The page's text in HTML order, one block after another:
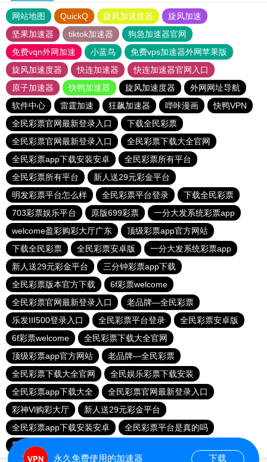
网站地图 QuickQ 旋风加速度器
旋风加速
坚果加速器
tiktok加速器
狗急加速器官网
免费vqn外网加速
小蓝鸟
免费vps加速器外网苹果版
旋风加速度器
快连加速器
快连加速器官网入口
原子加速器
快鸭加速器 旋风加速度器
外网网址导航
软件中心
雷霆加速 狂飙加速器 哔咔漫画
快鸭VPN
全民彩票官网最新登录入口
下载全民彩票
全民彩票官网最新登录入口
全民彩票下载大全官网
全民彩票app下载安装安卓
全民彩票所有平台
全民彩票所有平台
新人送29元彩金平台
明发彩票平台怎么样
全民彩票平台登录
下载全民彩票
703彩票娱乐平台
原版699彩票
一分大发系统彩票app
welcome盈彩购彩大厅广东
顶级彩票app官方网站
下载全民彩票
全民彩票安卓版
一分大发系统彩票app
新人送29元彩金平台
三分钟彩票app下载
全民彩票版本官方下载
6f彩票welcome
全民彩票官网最新登录入口
老品牌—全民彩票
乐发III500登录入口
全民彩票平台登录
全民彩票安卓版
6f彩票welcome
全民彩票下载大全官网
顶级彩票app官方网站
老品牌—全民彩票
全民彩票下载大全官网
全民娱乐彩票下载安装
全民彩票app下载大全
全民彩票官网最新登录入口
彩神Vl购彩大厅
新人送29元彩金平台
全民彩票app下载安装安卓
全民彩票平台是真的吗
彩神Vl购彩大厅
永久免费使用的加速器 下载